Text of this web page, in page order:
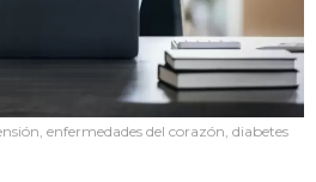
enfermedades del corazón, diabetes